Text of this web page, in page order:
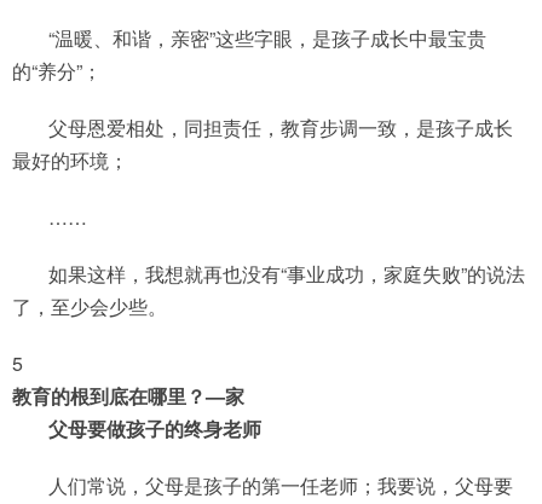
“温暖、和谐，亲密”这些字眼，是孩子成长中最宝贵
的“养分”；
父母恩爱相处，同担责任，教育步调一致，是孩子成长
最好的环境；
……
如果这样，我想就再也没有“事业成功，家庭失败”的说法
了，至少会少些。
5
教育的根到底在哪里？—家
父母要做孩子的终身老师
人们常说，父母是孩子的第一任老师；我要说，父母要